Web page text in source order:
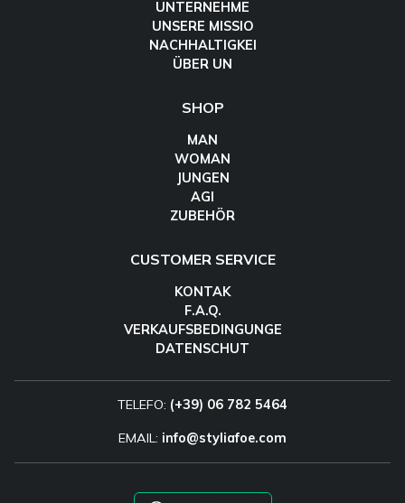
UNTERNEHME
UNSERE MISSIO
NACHHALTIGKEI
ÜBER UN
SHOP
MAN
WOMAN
JUNGEN
AGI
ZUBEHÖR
CUSTOMER SERVICE
KONTAK
F.A.Q.
VERKAUFSBEDINGUNGE
DATENSCHUT
TELEFO: (+39) 06 782 5464
EMAIL: info@styliafoe.com